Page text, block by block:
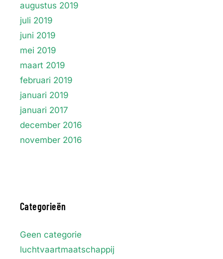
augustus 2019
juli 2019
juni 2019
mei 2019
maart 2019
februari 2019
januari 2019
januari 2017
december 2016
november 2016
Categorieën
Geen categorie
luchtvaartmaatschappij